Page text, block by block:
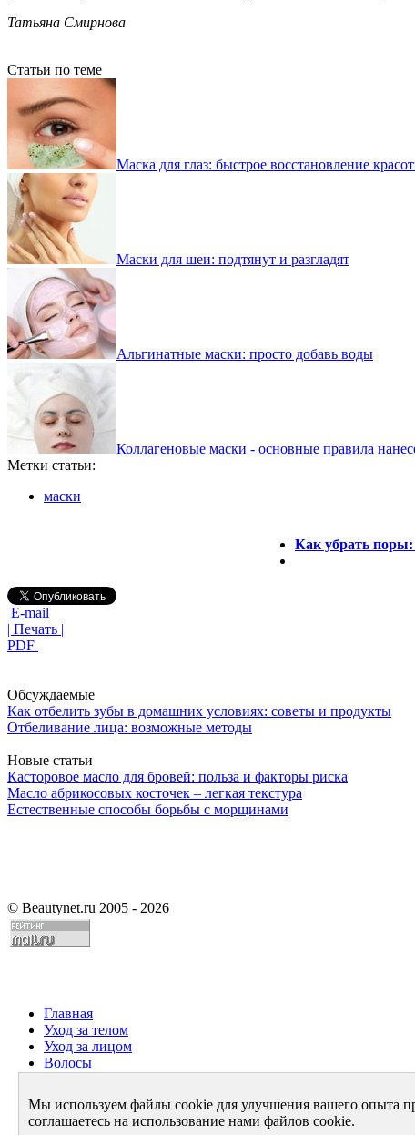
Татьяна Смирнова
Статьи по теме
Маска для глаз: быстрое восстановление
Маски для шеи: подтянут и разгладят
Альгинатные маски: просто добавь воды
Коллагеновые маски - основные правила
Метки статьи:
маски
Как убрать поры:
E-mail
| Печать |
PDF
Обсуждаемые
Как отбелить зубы в домашних условиях: советы и продукты
Отбеливание лица: возможные методы
Новые статьи
Касторовое масло для бровей: польза и факторы риска
Масло абрикосовых косточек – легкая текстура
Естественные способы борьбы с морщинами
© Beautynet.ru 2005 - 2026
Главная
Уход за телом
Уход за лицом
Волосы
Диета
Стиль и имидж
Мы используем файлы cookie для улучшения вашего опыта
соглашаетесь на использование нами файлов cookie.